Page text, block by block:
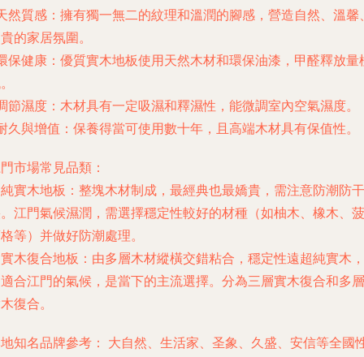
然質感 ：擁有獨一無二的紋理和溫潤的腳感，營造自然、溫馨
的家居氛圍。
保健康 ：優質實木地板使用天然木材和環保油漆，甲醛釋放量
節濕度 ：木材具有一定吸濕和釋濕性，能微調室內空氣濕度。
久與增值 ：保養得當可使用數十年，且高端木材具有保值性。
市場常見品類：
純實木地板 ：整塊木材制成，最經典也最嬌貴，需注意防潮防干
江門氣候濕潤，需選擇穩定性較好的材種（如柚木、橡木、菠
等）并做好防潮處理。
實木復合地板 ：由多層木材縱橫交錯粘合，穩定性遠超純實木，
合江門的氣候，是當下的主流選擇。分為三層實木復合和多層
復合。
知名品牌參考：
大自然、生活家、圣象、久盛、安信等全國